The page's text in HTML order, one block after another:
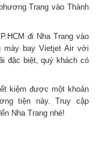
Trang vào Thành
đi Nha Trang vào
bay Vietjet Air với
đặc biệt, quý khách có
kiệm được một khoản
tiện này. Truy cập
Nha Trang nhé!